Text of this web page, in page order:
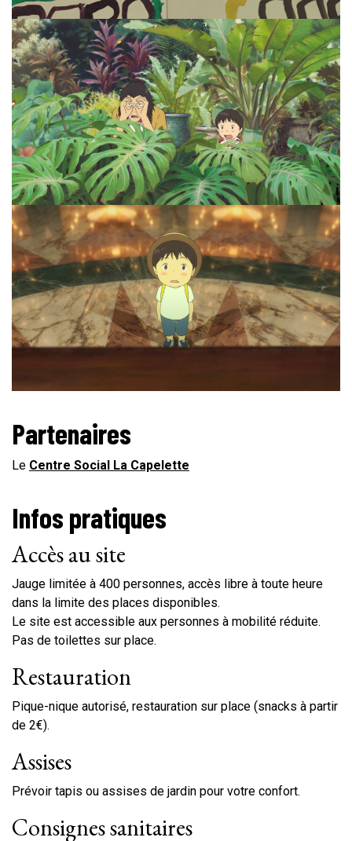
Partenaires
Le Centre Social La Capelette
Infos pratiques
Accès au site
Jauge limitée à 400 personnes, accès libre à toute heure
dans la limite des places disponibles.
Le site est accessible aux personnes à mobilité réduite.
Pas de toilettes sur place.
Restauration
Pique-nique autorisé, restauration sur place (snacks à partir
de 2€).
Assises
Prévoir tapis ou assises de jardin pour votre confort.
Consignes sanitaires